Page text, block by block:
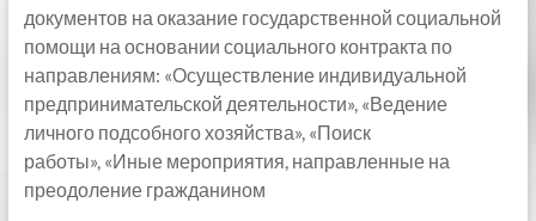
документов на оказание государственной социальной
помощи на основании социального контракта по
направлениям: «Осуществление индивидуальной
предпринимательской деятельности», «Ведение
личного подсобного хозяйства», «Поиск
работы», «Иные мероприятия, направленные на
преодоление гражданином